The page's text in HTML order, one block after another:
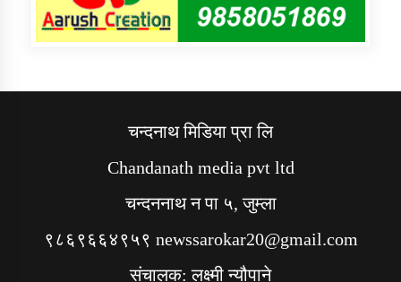
चन्दनाथ मिडिया प्रा लि
Chandanath media pvt ltd
चन्दननाथ न पा ५, जुम्ला
९८६९६६४९५९ newssarokar20@gmail.com
संचालक: लक्ष्मी न्यौपाने